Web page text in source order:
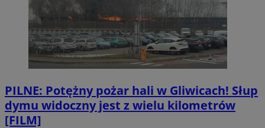
PILNE: Potężny pożar hali w Gliwicach! Słup
dymu widoczny jest z wielu kilometrów
[FILM]